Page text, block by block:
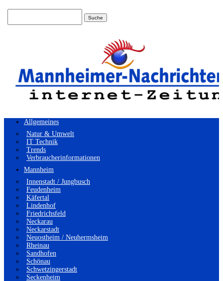
Allgemeines
Natur & Umwelt
IT Technik
Trends
Verbraucherinformationen
Mannheim
Innenstadt / Jungbusch
Feudenheim
Käfertal
Lindenhof
Friedrichsfeld
Neckarau
Neckarstadt
Neuostheim / Neuhermsheim
Rheinau
Sandhofen
Schönau
Schwetzingerstadt
Seckenheim